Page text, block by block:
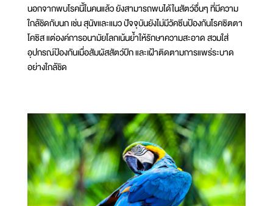
นอกจากพบโรคนี้ในคนแล้ว ยังสามารถพบได้ในสัตว์อื่นๆ ที่มีความ
ใกล้ชิดกับนก เช่น สุนัขและแมว ปัจจุบันยังไม่มีวัคซีนป้องกันโรคซิตตา
โคซิส แต่องค์การอนามัยโลกเน้นย้ำให้รักษาความสะอาด สวมใส่
อุปกรณ์ป้องกันเมื่อสัมผัสสัตว์ปีก และเฝ้าติดตามการแพร่ระบาด
อย่างใกล้ชิด